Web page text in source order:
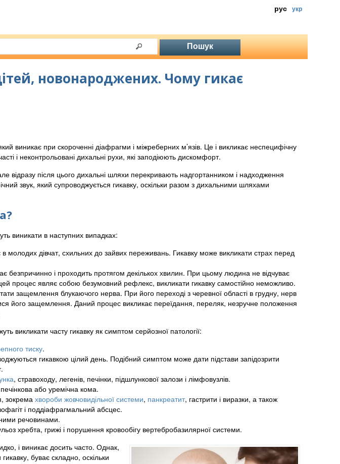
рус укр
новонароджених. Чому гикає
виникає при скороченні діафрагми і міжреберних м’язів. Це і викликає неспецифічну
і неконтрольовані дихальні рухи, які заподіюють дискомфорт.
відразу після цього дихальні шляхи перекривають надгортанником і надходження
звук, який супроводжується гикавку, оскільки разом з дихальними шляхами
виникати в наступних випадках:
молодих дівчат, схильних до зайвих переживань. Гикавку може викликати страх перед
безпричинно і проходить протягом декількох хвилин. При цьому людина не відчуває
процес являє собою безумовний рефлекс, викликати гикавку самостійно неможливо.
защемлення блукаючого нерва. При його переході з черевної області в грудну, нерв
його защемлення. Даний процес викликає переїдання, переляк, незручне положення
викликати часту гикавку як симптом серйозної патології:
тиску.
гикавкою цілий день. Подібний симптом може дати підстави запідозрити
, стравоходу, легенів, печінки, підшлункової залози і лімфовузлів.
або уремічна кома.
зокрема хвороби жовчовидільної системи, панкреатит, гастрити і виразки, а також
і поддіафрагмальний абсцес.
речовинами.
хребта, грижі і порушення кровообігу вертебробазилярної системи.
і виникає досить часто. Однак,
буває складно, оскільки